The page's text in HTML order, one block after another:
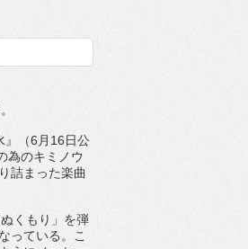
』（6 月 16日公
為のキミノウ
詰まった楽曲
くもり」 を弾
なっている。
こ